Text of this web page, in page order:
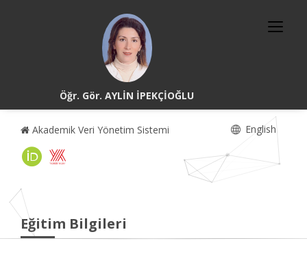
Öğr. Gör. AYLİN İPEKÇİOĞLU
Akademik Veri Yönetim Sistemi English
Eğitim Bilgileri